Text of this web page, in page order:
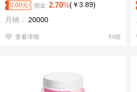
0.00元 佣金: 2.70%(￥3.89)
月销：
20000
查看详细 纠错